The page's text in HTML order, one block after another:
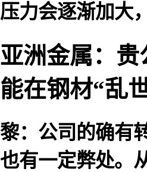
压力会逐渐加大
亚洲金属：
能在钢材“乱
黎：公司的确有
也有一定弊处。